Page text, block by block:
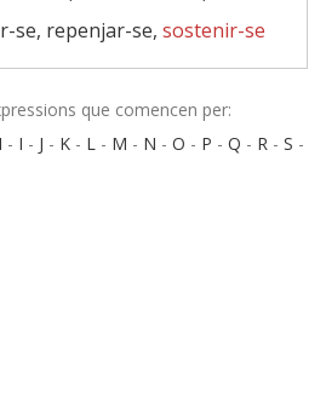
se, repenjar-se, sostenir-se
que comencen per:
- I - J - K - L - M - N - O - P - Q - R - S -